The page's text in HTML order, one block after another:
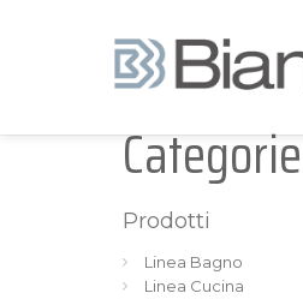
Categorie
Prodotti
Linea Bagno
Linea Cucina